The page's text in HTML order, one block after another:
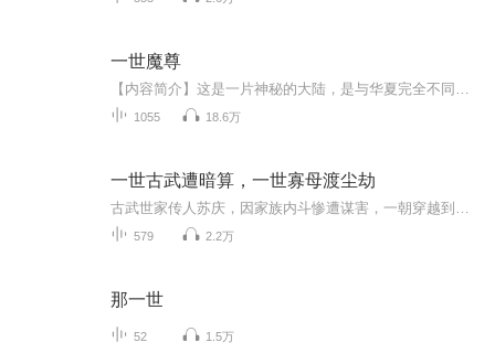
一世魔尊
1055 18.6万
一世古武遭暗算，一世寡母渡尘劫
579 2.2万
那一世
52 1.5万